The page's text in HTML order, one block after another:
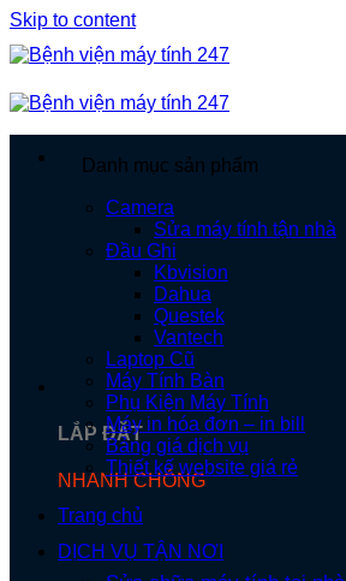
Skip to content
LẮP ĐẶT
NHANH CHÓNG
Danh mục sản phẩm
Camera
Sửa máy tính tận nhà
Đầu Ghi
Kbvision
Dahua
Questek
Vantech
Laptop Cũ
Máy Tính Bàn
Phụ Kiện Máy Tính
Máy in hóa đơn – in bill
Bảng giá dịch vụ
Thiết kế website giá rẻ
Trang chủ
DỊCH VỤ TẬN NƠI